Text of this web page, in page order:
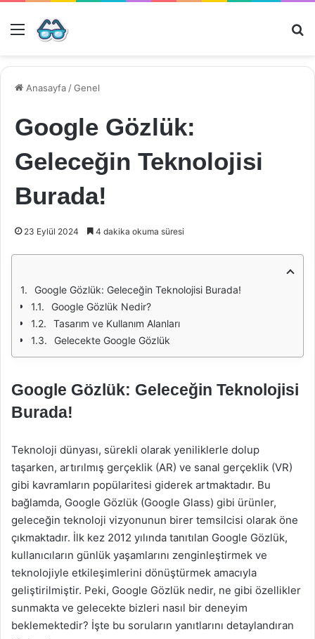
Menü
Anasayfa /Genel
Google Gözlük:
Geleceğin Teknolojisi
Burada!
23 Eylül 2024 4 dakika okuma süresi
Google Gözlük: Geleceğin Teknolojisi Burada!
Google Gözlük Nedir?
Tasarım ve Kullanım Alanları
Gelecekte Google Gözlük
Google Gözlük: Geleceğin Teknolojisi
Burada!
Teknoloji dünyası, sürekli olarak yeniliklerle dolup
taşarken, artırılmış gerçeklik (AR) ve sanal gerçeklik (VR)
gibi kavramların popülaritesi giderek artmaktadır. Bu
bağlamda, Google Gözlük (Google Glass) gibi ürünler,
geleceğin teknoloji vizyonunun birer temsilcisi olarak öne
çıkmaktadır. İlk kez 2012 yılında tanıtılan Google Gözlük,
kullanıcıların günlük yaşamlarını zenginleştirmek ve
teknolojiyle etkileşimlerini dönüştürmek amacıyla
geliştirilmiştir. Peki, Google Gözlük nedir, ne gibi özellikler
sunmakta ve gelecekte bizleri nasıl bir deneyim
beklemektedir? İşte bu soruların yanıtlarını detaylandıran